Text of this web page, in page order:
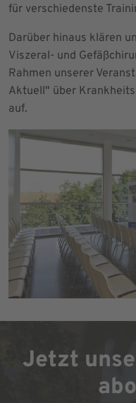
für verschiedenste
Darüber hinaus klären
Viszeral- und
Rahmen unserer
Aktuell" über
auf.
Jetzt